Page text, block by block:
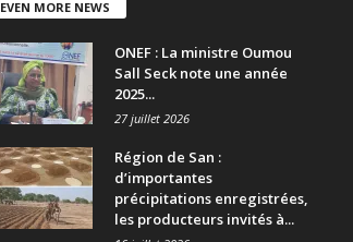
EVEN MORE NEWS
ONEF : La ministre Oumou
Sall Seck note une année
2025...
27 juillet 2026
Région de San :
d’importantes
précipitations enregistrées,
les producteurs invités à...